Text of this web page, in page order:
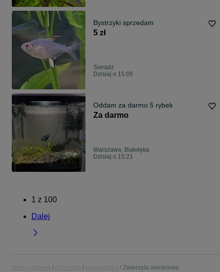
Bystrzyki sprzedam
5 zł
Sieradz
Dzisiaj o 15:05
Oddam za darmo 5 rybek
Za darmo
Warszawa, Białołęka
Dzisiaj o 15:21
1 z 100
Dalej
Zwierzęta akwariowe